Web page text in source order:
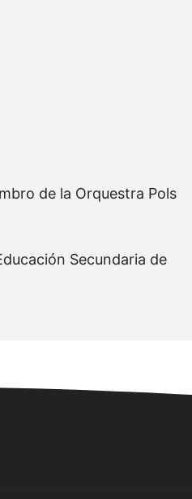
de la Orquestra Pols
Secundaria de